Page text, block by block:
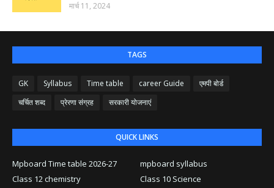
मार्च 11, 2024
TAGS
GK Syllabus Time table career Guide
एमपी बोर्ड
चर्चित शब्द
प्रेरणा संग्रह सरकारी योजनाएं
QUICK LINKS
Mpboard Time table 2026-27
mpboard syllabus
Class 12 chemistry
Class 10 Science